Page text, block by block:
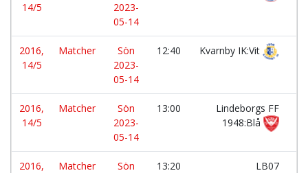
14/5
2023-
05-14
2016,
14/5
Matcher
Sön
2023-
05-14
12:40 Kvarnby IK:Vit
2016,
14/5
Matcher
Sön
2023-
05-14
13:00
Lindeborgs FF
1948:Blå
2016,
Matcher
Sön
13:20
LB07